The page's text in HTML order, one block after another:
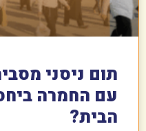
תום ניסני
עם החמרה
הבית?